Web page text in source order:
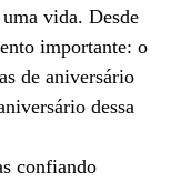
vida. Desde
importante: o
de aniversário
dessa
confiando